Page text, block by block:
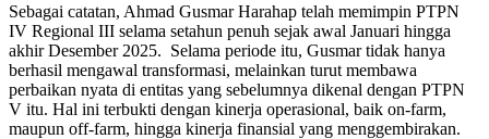
Sebagai catatan, Ahmad Gusmar Harahap telah memimpin PTPN
IV Regional III selama setahun penuh sejak awal Januari hingga
akhir Desember 2025. Selama periode itu, Gusmar tidak hanya
berhasil mengawal transformasi, melainkan turut membawa
perbaikan nyata di entitas yang sebelumnya dikenal dengan PTPN
V itu. Hal ini terbukti dengan kinerja operasional, baik on-farm,
maupun off-farm, hingga kinerja finansial yang menggembirakan.